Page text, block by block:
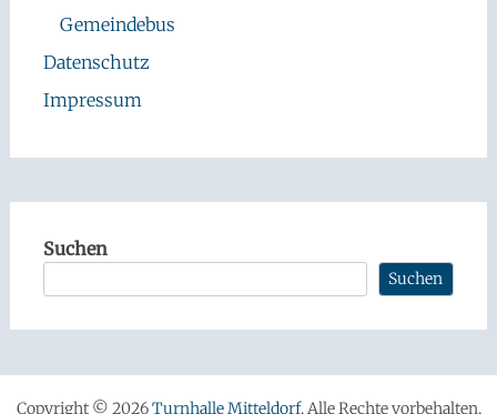
Gemeindebus
Datenschutz
Impressum
Suchen
Suchen
Copyright © 2026Turnhalle Mitteldorf. Alle Rechte vorbehalten.